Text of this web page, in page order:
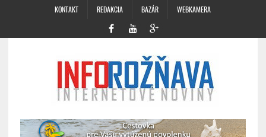
KONTAKT REDAKCIA BAZÁR WEBKAMERA